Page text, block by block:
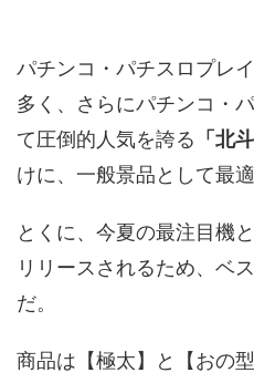
パチンコ・パチスロプレ
多く、さらにパチンコ・
て圧倒的人気を誇る 「北
けに、一般景品として最適
とくに、今夏の最注目機
リリースされるため、ベ
だ。
商品は【極太】と【おの